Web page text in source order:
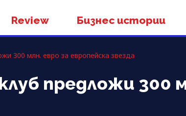
Review Бизнес истории
300 млн. евро за европейска звезда
предложи 300